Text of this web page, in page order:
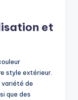
et
style extérieur.
variété de
que des